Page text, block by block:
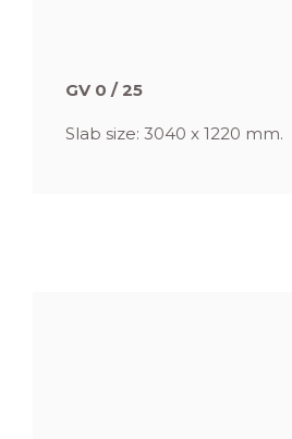
GV 0 / 25
Slab size: 3040 x 1220 mm.